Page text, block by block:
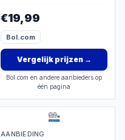
€19,99
Bol.com
Vergelijk prijzen→
Bol.com en andere aanbieders op
één pagina
AANBIEDING